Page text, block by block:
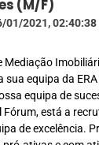
(M/F)
01/2021, 02:40:38
Mediação
sua equipa da
equipa de
Fórum, está a
de excelência.